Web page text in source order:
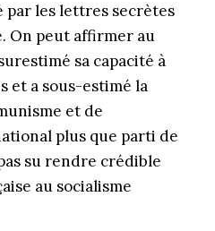
par les lettres secrètes
On peut affirmer au
sa capacité à
et a sous-estimé la
et de
plus que parti de
su rendre crédible
au socialisme